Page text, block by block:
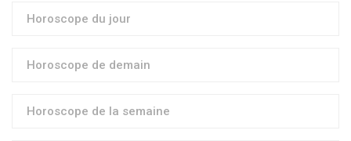
Horoscope du jour
Horoscope de demain
Horoscope de la semaine